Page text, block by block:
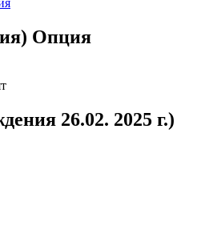
Опция
26.02. 2025 г.)